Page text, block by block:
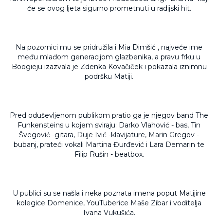
će se ovog ljeta sigurno prometnuti u radijski hit.
Na pozornici mu se pridružila i Mia Dimšić , najveće ime
među mlađom generacijom glazbenika, a pravu frku u
Boogieju izazvala je Zdenka Kovačiček i pokazala iznimnu
podršku Matiji.
Pred oduševljenom publikom pratio ga je njegov band The
Funkensteins u kojem sviraju: Darko Vlahović - bas, Tin
Švegović -gitara, Duje Ivić -klavijature, Marin Gregov -
bubanj, prateći vokali Martina Đurđević i Lara Demarin te
Filip Rušin - beatbox.
U publici su se našla i neka poznata imena poput Matijine
kolegice Domenice, YouTuberice Maše Zibar i voditelja
Ivana Vukušića.